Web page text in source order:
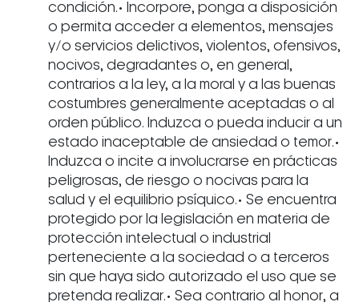
condición.• Incorpore, ponga a disposición
o permita acceder a elementos, mensajes
y/o servicios delictivos, violentos, ofensivos,
nocivos, degradantes o, en general,
contrarios a la ley, a la moral y a las buenas
costumbres generalmente aceptadas o al
orden público. Induzca o pueda inducir a un
estado inaceptable de ansiedad o temor.•
Induzca o incite a involucrarse en prácticas
peligrosas, de riesgo o nocivas para la
salud y el equilibrio psíquico.• Se encuentra
protegido por la legislación en materia de
protección intelectual o industrial
perteneciente a la sociedad o a terceros
sin que haya sido autorizado el uso que se
pretenda realizar.• Sea contrario al honor, a